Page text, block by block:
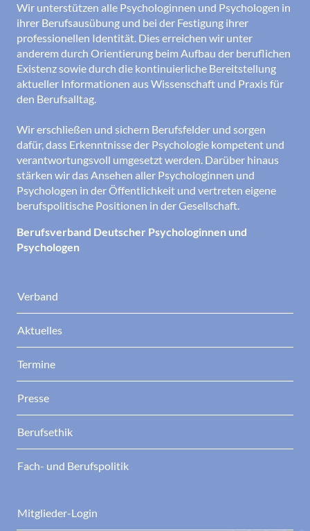
Wir unterstützen alle Psychologinnen und Psychologen in
ihrer Berufsausübung und bei der Festigung ihrer
professionellen Identität. Dies erreichen wir unter
anderem durch Orientierung beim Aufbau der beruflichen
Existenz sowie durch die kontinuierliche Bereitstellung
aktueller Informationen aus Wissenschaft und Praxis für
den Berufsalltag.
Wir erschließen und sichern Berufsfelder und sorgen
dafür, dass Erkenntnisse der Psychologie kompetent und
verantwortungsvoll umgesetzt werden. Darüber hinaus
stärken wir das Ansehen aller Psychologinnen und
Psychologen in der Öffentlichkeit und vertreten eigene
berufspolitische Positionen in der Gesellschaft.
Berufsverband Deutscher Psychologinnen und
Psychologen
Verband
Aktuelles
Termine
Presse
Berufsethik
Fach- und Berufspolitik
Mitglieder-Login